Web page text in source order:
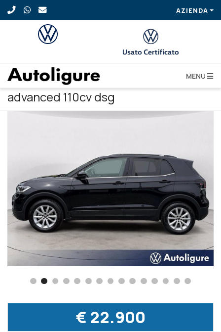
AZIENDA
MENU
VOLKSWAGEN T-cross 1.0 tsi
advanced 110cv dsg
€ 22.900